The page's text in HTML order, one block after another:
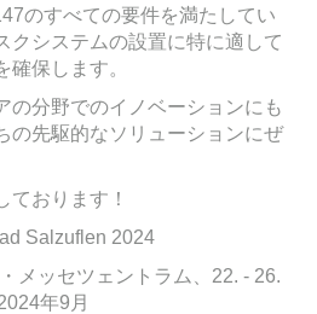
のすべての要件を満たしてい
クシステムの設置に特に適して
確保します。
の分野でのイノベーションにも
の先駆的なソリューションにぜ
ております！
Salzuflen 2024
メッセツェントラム、22. - 26.
年9月